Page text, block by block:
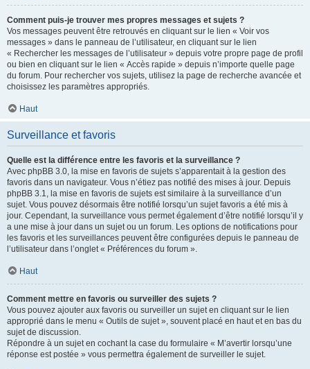
Comment puis-je trouver mes propres messages et sujets ?
Vos messages peuvent être retrouvés en cliquant sur le lien « Voir vos
messages » dans le panneau de l’utilisateur, en cliquant sur le lien
« Rechercher les messages de l’utilisateur » depuis votre propre page de profil
ou bien en cliquant sur le lien « Accès rapide » depuis n’importe quelle page
du forum. Pour rechercher vos sujets, utilisez la page de recherche avancée et
choisissez les paramètres appropriés.
Haut
Surveillance et favoris
Quelle est la différence entre les favoris et la surveillance ?
Avec phpBB 3.0, la mise en favoris de sujets s’apparentait à la gestion des
favoris dans un navigateur. Vous n’étiez pas notifié des mises à jour. Depuis
phpBB 3.1, la mise en favoris de sujets est similaire à la surveillance d’un
sujet. Vous pouvez désormais être notifié lorsqu’un sujet favoris a été mis à
jour. Cependant, la surveillance vous permet également d’être notifié lorsqu’il y
a une mise à jour dans un sujet ou un forum. Les options de notifications pour
les favoris et les surveillances peuvent être configurées depuis le panneau de
l’utilisateur dans l’onglet « Préférences du forum ».
Haut
Comment mettre en favoris ou surveiller des sujets ?
Vous pouvez ajouter aux favoris ou surveiller un sujet en cliquant sur le lien
approprié dans le menu « Outils de sujet », souvent placé en haut et en bas du
sujet de discussion.
Répondre à un sujet en cochant la case du formulaire « M’avertir lorsqu’une
réponse est postée » vous permettra également de surveiller le sujet.